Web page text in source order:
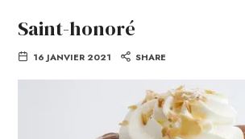
Saint-honoré
16 JANVIER 2021 SHARE